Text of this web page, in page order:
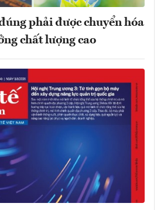
phải được chuyển hóa
chất lượng cao